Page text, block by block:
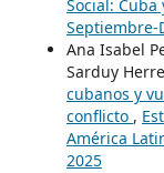
Social: Cuba
Septiembre-
Ana Isabel
Sarduy
cubanos y
conflicto ,
América
2025